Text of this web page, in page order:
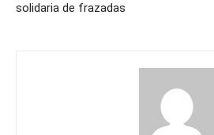
solidaria de frazadas